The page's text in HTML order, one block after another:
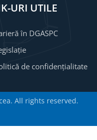
URI UTILE
în DGASPC
de confidențialitate
All rights reserved.